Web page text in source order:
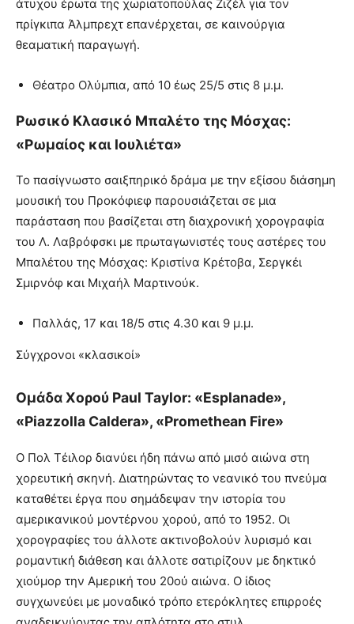
άτυχου έρωτα της χωριατοπούλας Ζιζέλ για τον
πρίγκιπα Άλμπρεχτ επανέρχεται, σε καινούργια
θεαματική παραγωγή.
Θέατρο Ολύμπια, από 10 έως 25/5 στις 8 μ.μ.
Ρωσικό Κλασικό Μπαλέτο της Μόσχας:
«Ρωμαίος και Ιουλιέτα»
Το πασίγνωστο σαιξπηρικό δράμα με την εξίσου διάσημη
μουσική του Προκόφιεφ παρουσιάζεται σε μια
παράσταση που βασίζεται στη διαχρονική χορογραφία
του Λ. Λαβρόφσκι με πρωταγωνιστές τους αστέρες του
Μπαλέτου της Μόσχας: Κριστίνα Κρέτοβα, Σεργκέι
Σμιρνόφ και Μιχαήλ Μαρτινούκ.
Παλλάς, 17 και 18/5 στις 4.30 και 9 μ.μ.
Σύγχρονοι «κλασικοί»
Ομάδα Χορού Paul Taylor: «Esplanade»,
«Piazzolla Caldera», «Promethean Fire»
Ο Πολ Τέιλορ διανύει ήδη πάνω από μισό αιώνα στη
χορευτική σκηνή. Διατηρώντας το νεανικό του πνεύμα
καταθέτει έργα που σημάδεψαν την ιστορία του
αμερικανικού μοντέρνου χορού, από το 1952. Οι
χορογραφίες του άλλοτε ακτινοβολούν λυρισμό και
ρομαντική διάθεση και άλλοτε σατιρίζουν με δηκτικό
χιούμορ την Αμερική του 20ού αιώνα. Ο ίδιος
συγχωνεύει με μοναδικό τρόπο ετερόκλητες επιρροές